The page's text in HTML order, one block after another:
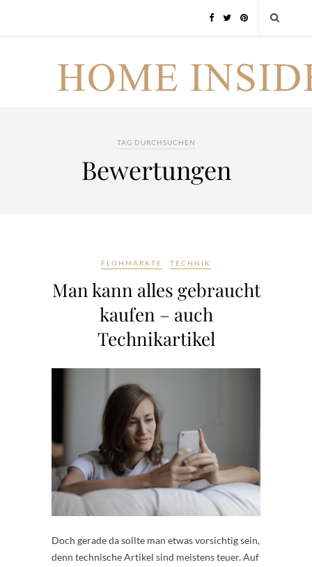
TAG DURCHSUCHEN
Bewertungen
FLOHMÄRKTE TECHNIK
Man kann alles gebraucht
kaufen – auch
Technikartikel
Doch gerade da sollte man etwas vorsichtig sein,
denn technische Artikel sind meistens teuer. Auf